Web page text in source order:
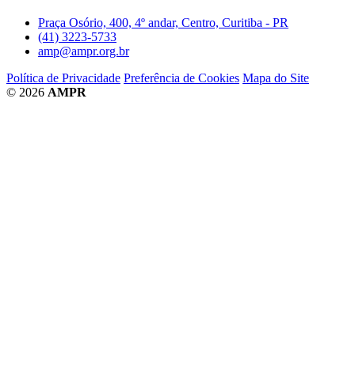
Praça Osório, 400, 4º andar, Centro, Curitiba - PR
(41) 3223-5733
amp@ampr.org.br
Política de Privacidade Preferência de Cookies Mapa do Site
© 2026 AMPR